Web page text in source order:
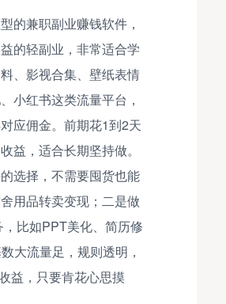
的兼职副业赚钱软件，
的轻副业，非常适合学
、影视合集、壁纸表情
小红书这类流量平台，
应佣金。前期花1到2天
益，适合长期坚持做。
选择，不需要囤货也能
用品转卖变现；二是做
比如PPT美化、简历修
大流量足，规则透明，
益，只要肯花心思摸